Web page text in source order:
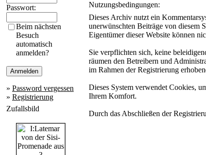
Passwort:
Beim nächsten
Besuch
automatisch
anmelden?
» Password vergessen
» Registrierung
Zufallsbild
Nutzungsbedingungen:
Dieses Archiv nutzt ein
unerwünschten Beiträge von diesem
Eigentümer dieser Website können
Sie verpflichten sich, keine
räumen den Betreibern und
im Rahmen der Registrierung
Dieses System verwendet Cookies,
Ihrem Komfort.
Durch das Abschließen der